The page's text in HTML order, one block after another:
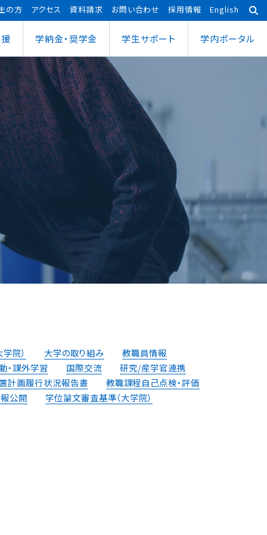
の方 アクセス 資料請求 お問い合わせ 採用情報 English
ツ健康科学部
ーツ健康科学科
応用理工学専攻
社会システム学専攻
あわら宇宙センター
学納金・奨学金 学⽣サポート 学内ポータル
院） 大学の取り組み
教職員情報
・課外学習 国際交流
研究/産学官連携
計画履⾏状況報告書
教職課程自己点検・評価
公開 学位論⽂審査基準（⼤学院）